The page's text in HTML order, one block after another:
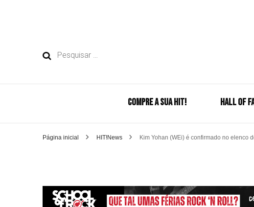
Pesquisar
COMPRE A SUA HIT! HALL OF
Página inicial HIT!News Kim Yohan (WEi) é confirmado no elenco